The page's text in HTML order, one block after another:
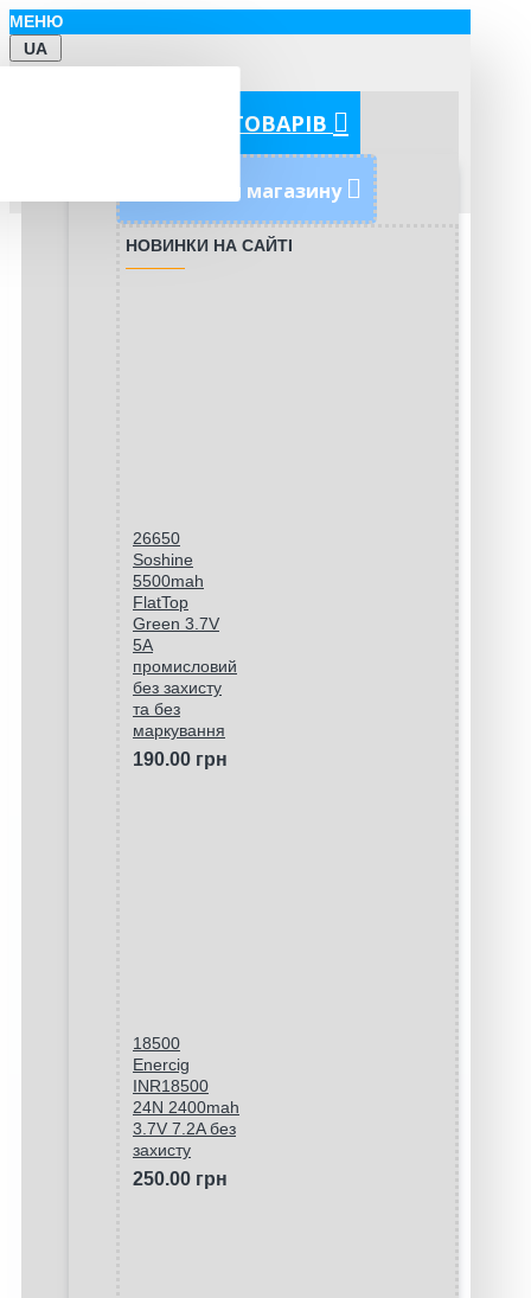
МЕНЮ
UA
КАТЕГОРІЇ ТОВАРІВ
Новинки магазину
НОВИНКИ НА САЙТІ
26650
Soshine
5500mah
FlatTop
Green 3.7V
5A
промисловий
без захисту
та без
маркування
190.00 грн
18500
Enercig
INR18500
24N 2400mah
3.7V 7.2A без
захисту
250.00 грн